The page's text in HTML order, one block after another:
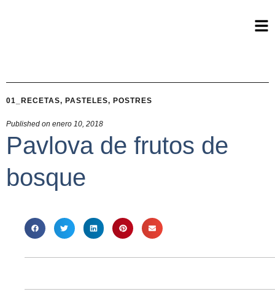
01_RECETAS, PASTELES, POSTRES
Published on enero 10, 2018
Pavlova de frutos de
bosque